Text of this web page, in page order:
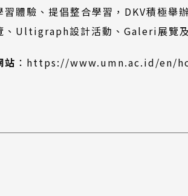
習體驗、提倡整合學習，DKV積極
、Ultigraph設計活動、Galeri展覽
站 ： https://www.umn.ac.id/en/